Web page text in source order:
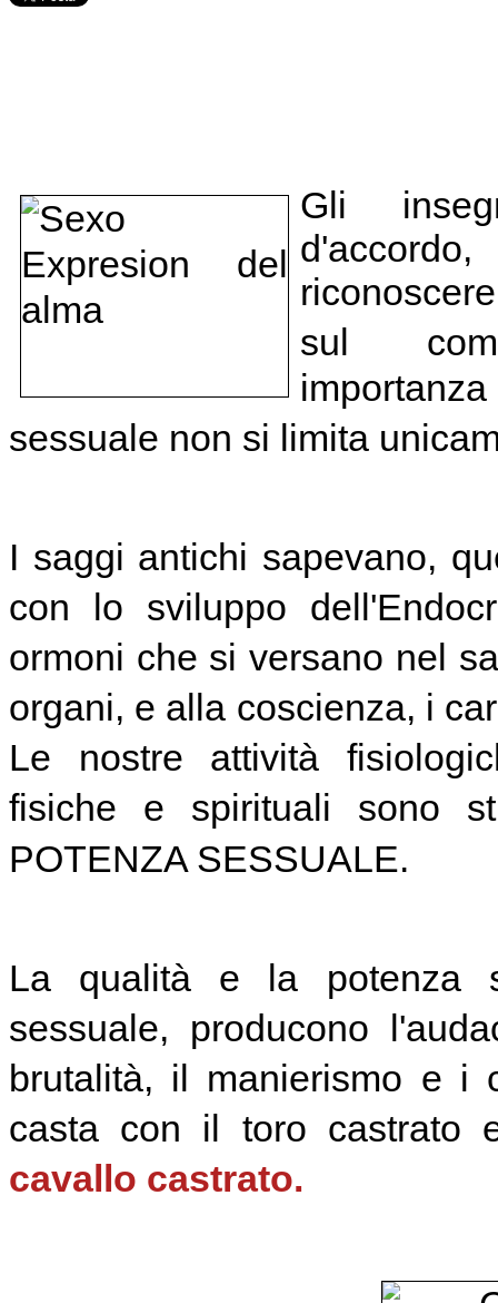
Gli
sul
sessuale non si limita
I saggi antichi sapevano,
con lo sviluppo
ormoni che si versano nel
organi, e alla coscienza, i
Le nostre attività
fisiche e spirituali sono
POTENZA SESSUALE.
La qualità e la potenza
sessuale, producono
brutalità, il manierismo e i
casta con il toro castrato
cavallo castrato.